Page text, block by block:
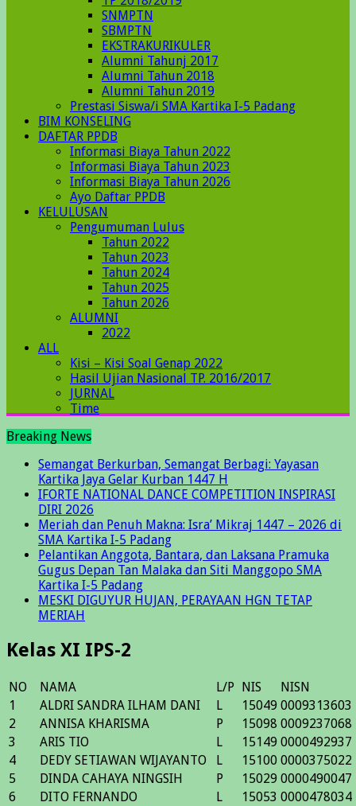
SNMPTN
SBMPTN
EKSTRAKURIKULER
Alumni Tahunj 2017
Alumni Tahun 2018
Alumni Tahun 2019
Prestasi Siswa/i SMA Kartika I-5 Padang
BIM KONSELING
DAFTAR PPDB
Informasi Biaya Tahun 2022
Informasi Biaya Tahun 2023
Informasi Biaya Tahun 2026
Ayo Daftar PPDB
KELULUSAN
Pengumuman Lulus
Tahun 2022
Tahun 2023
Tahun 2024
Tahun 2025
Tahun 2026
ALUMNI
2022
ALL
Kisi – Kisi Soal Genap 2022
Hasil Ujian Nasional TP. 2016/2017
JURNAL
Time
Breaking News
Semangat Berkurban, Semangat Berbagi: Yayasan
Kartika Jaya Gelar Kurban 1447 H
IFORTE NATIONAL DANCE COMPETITION INSPIRASI
DIRI 2026
Meriah dan Penuh Makna: Isra’ Mikraj 1447 – 2026 di
SMA Kartika I-5 Padang
Pelantikan Anggota, Bantara, dan Laksana Pramuka
Gugus Depan Tan Malaka dan Siti Manggopo SMA
Kartika I-5 Padang
MESKI DIGUYUR HUJAN, PERAYAAN HGN TETAP
MERIAH
Kelas XI IPS-2
NO NAMA L/P NIS
NISN
1
ALDRI SANDRA ILHAM DANI L 15049 0009313603
2
ANNISA KHARISMA P 15098 0009237068
3
ARIS TIO L 15149 0000492937
4
DEDY SETIAWAN WIJAYANTO L 15100 0000375022
5
DINDA CAHAYA NINGSIH P 15029 0000490047
6
DITO FERNANDO L 15053 0000478034